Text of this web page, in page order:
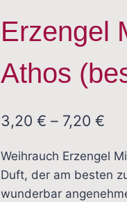
Erzengel
Athos
3,20 € – 7,20 €
bis
Weihrauch Erzengel
Duft, der am besten
wunderbar